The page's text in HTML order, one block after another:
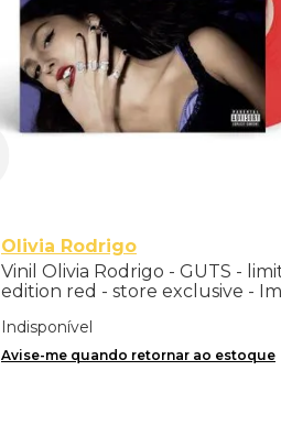
Olivia Rodrigo
Vinil Olivia Rodrigo - GUTS -
edition red - store exclusive -
Indisponível
Avise-me quando retornar ao estoque